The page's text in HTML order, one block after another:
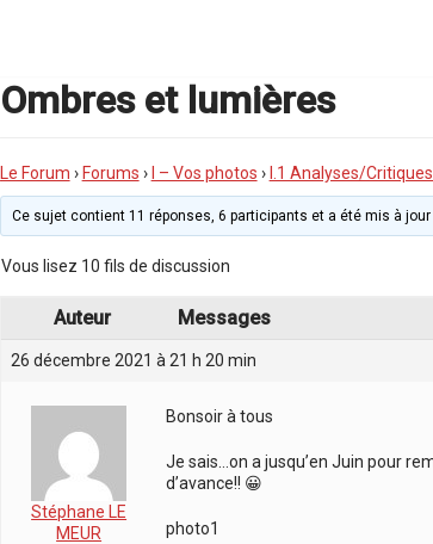
Ombres et lumières
Le Forum › Forums › I – Vos photos › I.1 Analyses/
Ce sujet contient 11 réponses, 6 participants et a été mis à
Vous lisez 10 fils de discussion
Auteur Messages
26 décembre 2021 à 21 h 20 min
Stéphane LE
MEUR
Bonsoir à tous
Je sais…on a jusqu’en Juin pour
d’avance!! 😀
photo1